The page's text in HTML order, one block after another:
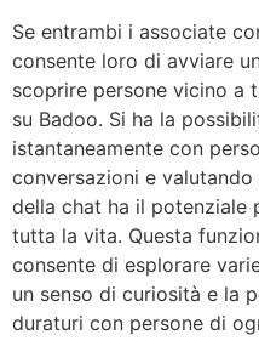
Se entrambi i associate
consente loro di avviare
scoprire persone vicino a
su Badoo. Si ha la
istantaneamente con
conversazioni e valutando
della chat ha il potenziale
tutta la vita. Questa
consente di esplorare
un senso di curiosità e la
duraturi con persone di